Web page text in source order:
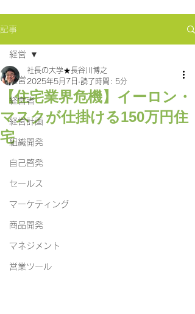
記事
経営
経営者
経営計画
組織開発
自己啓発
セールス
マーケティング
商品開発
マネジメント
営業ツール
経営
【住宅業界危機】イーロン・
マスクが仕掛ける150万円住
宅
社長の大学★長谷川博之
2025年5月7日 読了時間: 5分